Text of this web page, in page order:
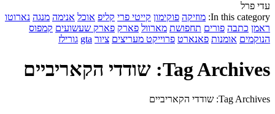
עדי פרל
In this category: מוזיקה פוקימון קייטי פרי קליפ אוכל אנימה מנגה נארוטו
ראמן כתבה פורים תחפושת מארוול פארק פארק שעשועים קמפוס
הנוקמים אומנות פאנארט פרוייקט מעריצים ציור gta גורילז
Tag Archives: שודדי הקאריביים
Tag Archives: שודדי הקאריביים